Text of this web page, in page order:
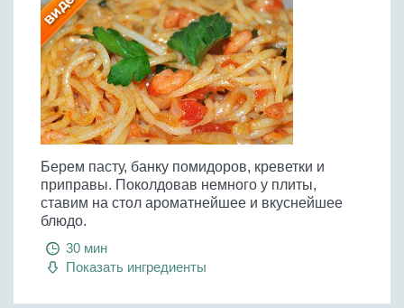
Берем пасту, банку помидоров, креветки и
приправы. Поколдовав немного у плиты,
ставим на стол ароматнейшее и вкуснейшее
блюдо.
30 мин
Показать ингредиенты